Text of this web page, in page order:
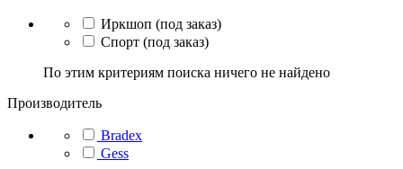
Иркшоп (под заказ)
Спорт (под заказ)
По этим критериям поиска ничего не найдено
Производитель
Bradex
Gess